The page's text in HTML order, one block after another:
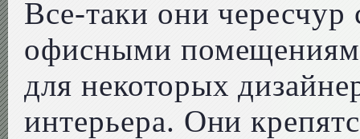
Все-таки они чересчур
офисными
для некоторых
интерьера. Они